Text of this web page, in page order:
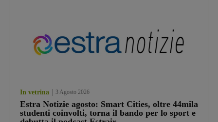
In vetrina 3 Agosto 2026
Estra Notizie agosto: Smart Cities, oltre 44mila
studenti coinvolti, torna il bando per lo sport e